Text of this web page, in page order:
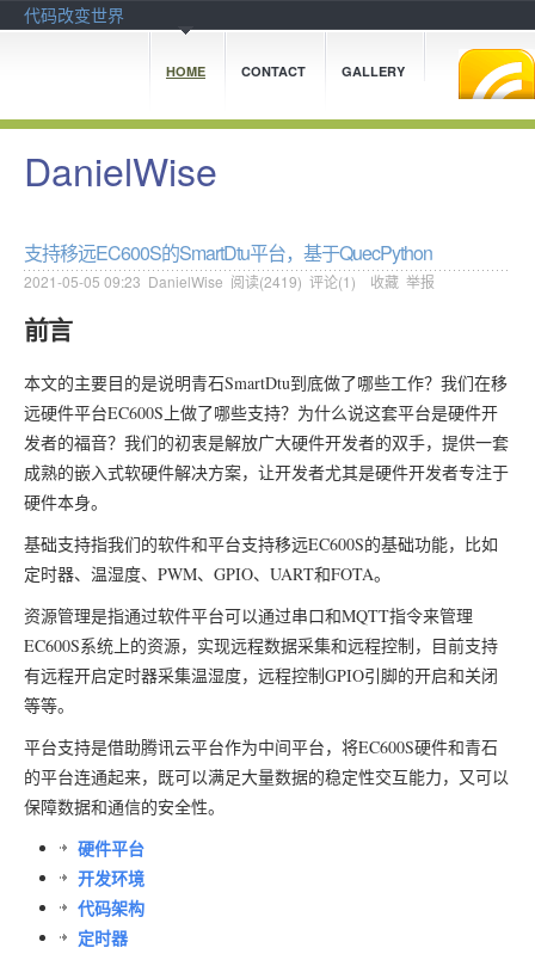
代码改变世界
HOME CONTACT GALLERY
DanielWise
支持移远EC600S的SmartDtu平台，基于QuecPython
2021-05-05 09:23 DanielWise 阅读(2419) 评论(1) 收藏 举报
前言
本文的主要目的是说明青石SmartDtu到底做了哪些工作？我们在移
远硬件平台EC600S上做了哪些支持？为什么说这套平台是硬件开
发者的福音？我们的初衷是解放广大硬件开发者的双手，提供一套
成熟的嵌入式软硬件解决方案，让开发者尤其是硬件开发者专注于
硬件本身。
基础支持指我们的软件和平台支持移远EC600S的基础功能，比如
定时器、温湿度、PWM、GPIO、UART和FOTA。
资源管理是指通过软件平台可以通过串口和MQTT指令来管理
EC600S系统上的资源，实现远程数据采集和远程控制，目前支持
有远程开启定时器采集温湿度，远程控制GPIO引脚的开启和关闭
等等。
平台支持是借助腾讯云平台作为中间平台，将EC600S硬件和青石
的平台连通起来，既可以满足大量数据的稳定性交互能力，又可以
保障数据和通信的安全性。
硬件平台
开发环境
代码架构
定时器